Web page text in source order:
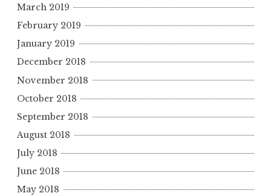
March 2019
February 2019
January 2019
December 2018
November 2018
October 2018
September 2018
August 2018
July 2018
June 2018
May 2018